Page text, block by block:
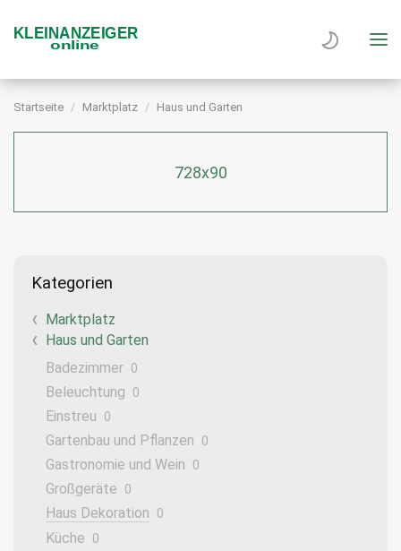
Startseite Marktplatz Haus und Garten
728x90
Kategorien
Marktplatz
Haus und Garten
Badezimmer 0
Beleuchtung 0
Einstreu 0
Gartenbau und Pflanzen 0
Gastronomie und Wein 0
Großgeräte 0
Haus Dekoration 0
Küche 0